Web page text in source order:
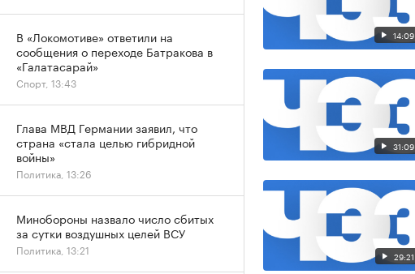
14:09
31:09
29:21
В «Локомотиве» ответили на
сообщения о переходе Батракова в
«Галатасарай»
Спорт, 13:43
Глава МВД Германии заявил, что
страна «стала целью гибридной
войны»
Политика, 13:26
Минобороны назвало число сбитых
за сутки воздушных целей ВСУ
Политика, 13:21